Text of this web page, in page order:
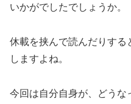
いかがでしたでしょうか。
休載を挟んで読んだりする
しますよね。
今回は自分自身が、どうな